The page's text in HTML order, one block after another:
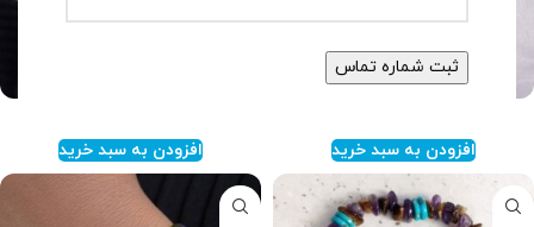
افزودن به سبد خرید افزودن به سبد خرید